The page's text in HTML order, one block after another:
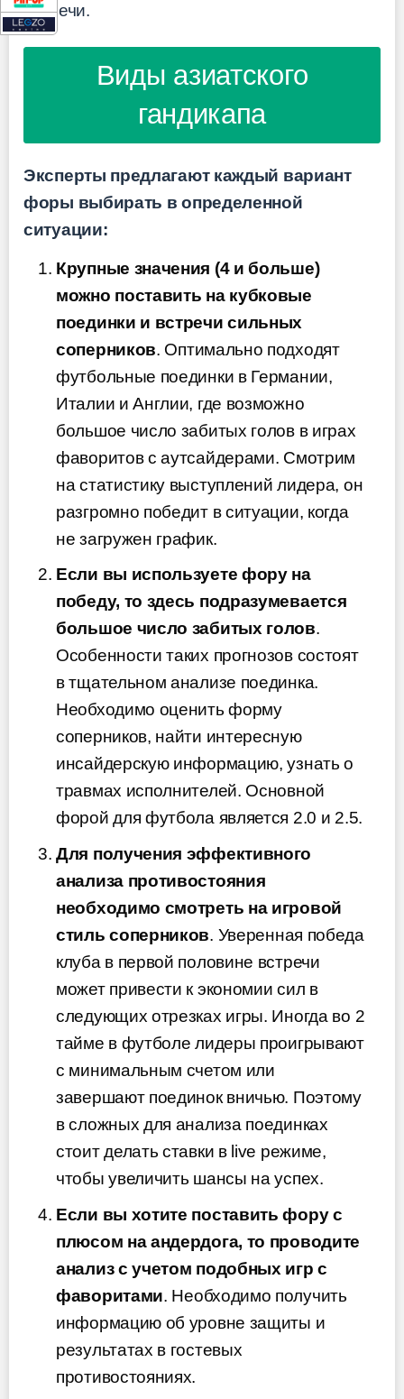
встречи.
Виды азиатского
гандикапа
Эксперты предлагают каждый вариант
форы выбирать в определенной
ситуации:
Крупные значения (4 и больше)
можно поставить на кубковые
поединки и встречи сильных
соперников. Оптимально подходят
футбольные поединки в Германии,
Италии и Англии, где возможно
большое число забитых голов в играх
фаворитов с аутсайдерами. Смотрим
на статистику выступлений лидера, он
разгромно победит в ситуации, когда
не загружен график.
Если вы используете фору на
победу, то здесь подразумевается
большое число забитых голов.
Особенности таких прогнозов состоят
в тщательном анализе поединка.
Необходимо оценить форму
соперников, найти интересную
инсайдерскую информацию, узнать о
травмах исполнителей. Основной
форой для футбола является 2.0 и 2.5.
Для получения эффективного
анализа противостояния
необходимо смотреть на игровой
стиль соперников. Уверенная победа
клуба в первой половине встречи
может привести к экономии сил в
следующих отрезках игры. Иногда во 2
тайме в футболе лидеры проигрывают
с минимальным счетом или
завершают поединок вничью. Поэтому
в сложных для анализа поединках
стоит делать ставки в live режиме,
чтобы увеличить шансы на успех.
Если вы хотите поставить фору с
плюсом на андердога, то проводите
анализ с учетом подобных игр с
фаворитами. Необходимо получить
информацию об уровне защиты и
результатах в гостевых
противостояниях.